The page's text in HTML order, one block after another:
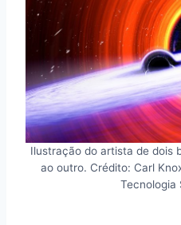
Ilustração do artista de dois
ao outro. Crédito: Carl
Tecnologia